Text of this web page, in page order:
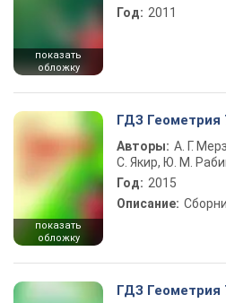
показать
обложку
Год: 2011
показать
обложку
ГДЗ Геометрия
Авторы: А. Г.
С. Якир, Ю. М.
Год: 2015
Описание:
ГДЗ Геометрия